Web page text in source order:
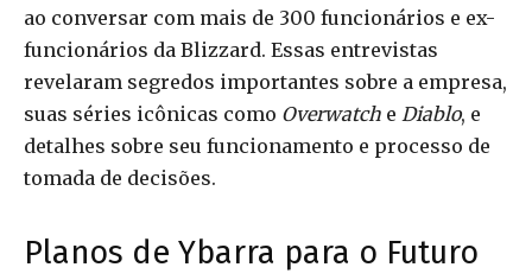
ao conversar com mais de 300 funcionários e ex-
funcionários da Blizzard. Essas entrevistas
revelaram segredos importantes sobre a empresa,
suas séries icônicas como Overwatch e Diablo, e
detalhes sobre seu funcionamento e processo de
tomada de decisões.
Planos de Ybarra para o Futuro